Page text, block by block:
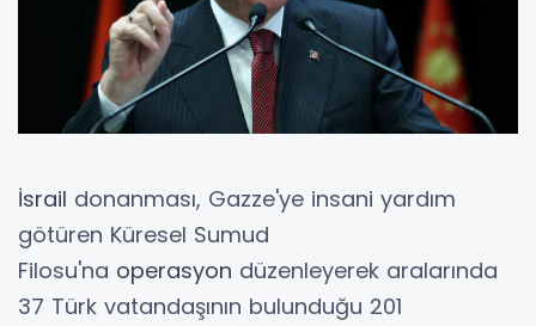
İsrail donanması, Gazze'ye insani yardım
götüren Küresel Sumud
Filosu'na operasyon düzenleyerek aralarında
37 Türk vatandaşının bulunduğu 201